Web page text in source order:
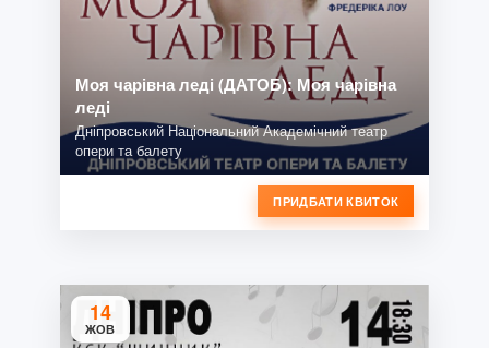
Моя чарівна леді (ДАТОБ): Моя чарівна
леді
Дніпровський Національний Академічний театр
опери та балету
ПРИДБАТИ КВИТОК
14
ЖОВ